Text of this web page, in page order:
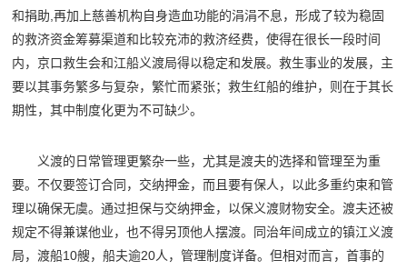
和捐助,再加上慈善机构自身造血功能的涓涓不息，形成了较为稳固
的救济资金筹募渠道和比较充沛的救济经费，使得在很长一段时间
内，京口救生会和江船义渡局得以稳定和发展。救生事业的发展，主
要以其事务繁多与复杂，繁忙而紧张；救生红船的维护，则在于其长
期性，其中制度化更为不可缺少。
义渡的日常管理更繁杂一些，尤其是渡夫的选择和管理至为重
要。不仅要签订合同，交纳押金，而且要有保人，以此多重约束和管
理以确保无虞。通过担保与交纳押金，以保义渡财物安全。渡夫还被
规定不得兼谋他业，也不得另顶他人摆渡。同治年间成立的镇江义渡
局，渡船10艘，船夫逾20人，管理制度详备。但相对而言，首事的